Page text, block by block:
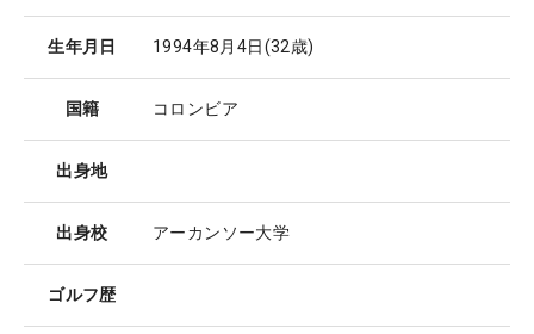
生年月日 1994年8月4日(32歳)
国籍 コロンビア
出身地
出身校 アーカンソー大学
ゴルフ歴